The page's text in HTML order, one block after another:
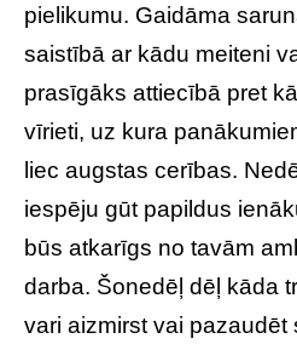
pielikumu. Gaidāma
saistībā ar kādu meiteni
prasīgāks attiecībā pret
vīrieti, uz kura
liec augstas cerības.
iespēju gūt papildus
būs atkarīgs no tavām
darba. Šonedēļ dēļ kāda
vari aizmirst vai pazaudēt